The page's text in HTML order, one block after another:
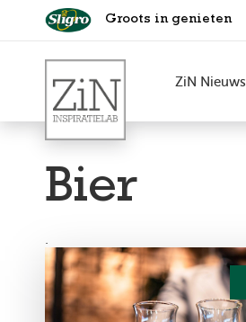
Groots in genieten
ZiN Nieuws
Bier
.